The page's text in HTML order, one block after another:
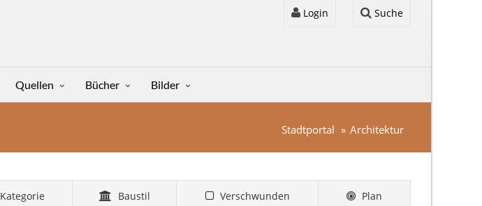
Login Suche
Quellen Bücher Bilder
Stadtportal Architektur
Kategorie Baustil Verschwunden Plan